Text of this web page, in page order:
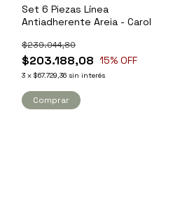
Set 6 Piezas Línea
Antiadherente Areia - Carol
$203.188,08
$239.044,80
15% OFF
3 x $67.729,36 sin interés
Comprar